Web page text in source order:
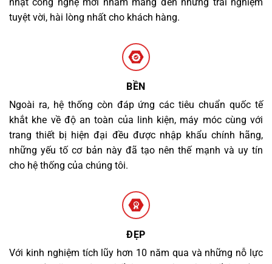
tuyệt vời, hài lòng nhất cho khách hàng.
BỀN
Ngoài ra, hệ thống còn đáp ứng các tiêu chuẩn quốc tế
khắt khe về độ an toàn của linh kiện, máy móc cùng với
trang thiết bị hiện đại đều được nhập khẩu chính hãng,
những yếu tố cơ bản này đã tạo nên thế mạnh và uy tín
cho hệ thống của chúng tôi.
ĐẸP
Với kinh nghiệm tích lũy hơn 10 năm qua và những nỗ lực